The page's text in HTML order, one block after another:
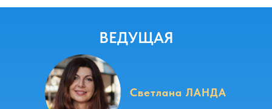
Светлана ЛАНДА
ВЕДУЩАЯ